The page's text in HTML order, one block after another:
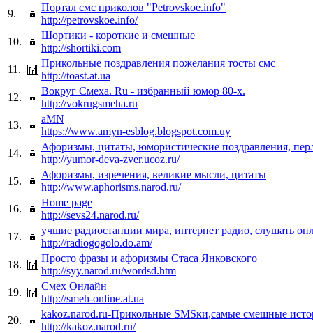
9.
Портал смс приколов "Petrovskoe.info"
http://petrovskoe.info/
10.
Шортики - короткие и смешные
http://shortiki.com
11.
Прикольные поздравления пожелания тосты смс
http://toast.at.ua
12.
Вокруг Cмеха. Ru - избранный юмор 80-х.
http://vokrugsmeha.ru
13.
aMN
https://www.amyn-esblog.blogspot.com.uy
14.
Афоризмы, цитаты, юмористические поздравления,
http://yumor-deva-zver.ucoz.ru/
15.
Афоризмы, изречения, великие мысли, цитаты
http://www.aphorisms.narod.ru/
16.
Home page
http://sevs24.narod.ru/
17.
учшие радиостанции мира, интернет радио, слушать
http://radiogogolo.do.am/
18.
Просто фразы и афоризмы Стаса Янковского
http://syy.narod.ru/wordsd.htm
19.
Смех Онлайн
http://smeh-online.at.ua
20.
kakoz.narod.ru-Прикольные SMSки,самые смешные
http://kakoz.narod.ru/